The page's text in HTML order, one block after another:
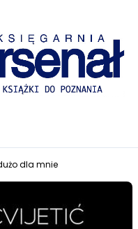
dla mnie